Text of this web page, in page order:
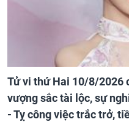
Tử vi thứ Hai 10/8/2026
vượng sắc tài lộc, sự
- Tỵ công việc trắc trở,